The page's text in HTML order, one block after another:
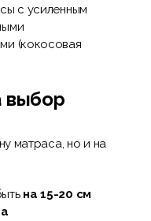
с усиленным
(кокосовая
выбор
матраса, но и на
на 15-20 см